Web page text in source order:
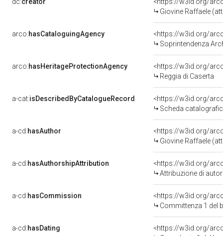
Giovine Raffaele
arco:hasCataloguingAgency
<https://w3id.org/
Soprintendenza
arco:hasHeritageProtectionAgency
<https://w3id.org/
Reggia di Caserta
a-cat:isDescribedByCatalogueRecord
<https://w3id.org/
Scheda
a-cd:hasAuthor
<https://w3id.org/
Giovine Raffaele
a-cd:hasAuthorshipAttribution
<https://w3id.org/
Attribuzione di
a-cd:hasCommission
<https://w3id.org/
Committenza 1 del
a-cd:hasDating
<https://w3id.org/